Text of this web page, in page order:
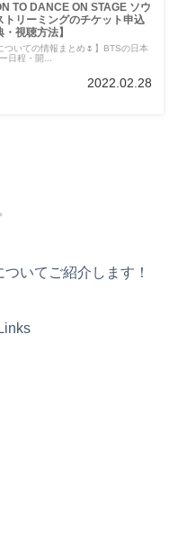
TO DANCE ON STAGE ソウ
トリーミングのチケット申込
視聴方法】
ついての情報まとめ🌷】BTSの日本
日程・開...
2022.02.28
いてご紹介します！